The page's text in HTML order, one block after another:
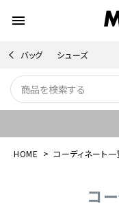
menu
バッグ シューズ
HOME コーディネート
コ